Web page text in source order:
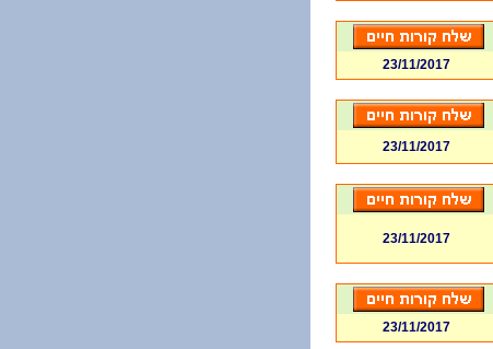
23/11/2017
23/11/2017
23/11/2017
23/11/2017